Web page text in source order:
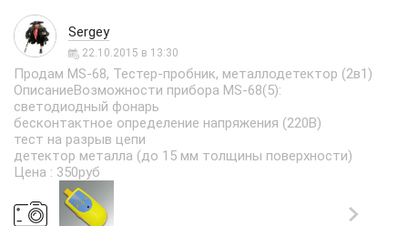
Sergey
22.10.2015 в 13:30
Продам MS-68, Тестер-пробник, металлодетектор (2в1)
ОписаниеВозможности прибора MS-68(5):
светодиодный фонарь
бесконтактное определение напряжения (220В)
тест на разрыв цепи
детектор металла (до 15 мм толщины поверхности)
Цена : 350руб